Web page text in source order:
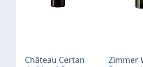
Château Certan
Zimmer